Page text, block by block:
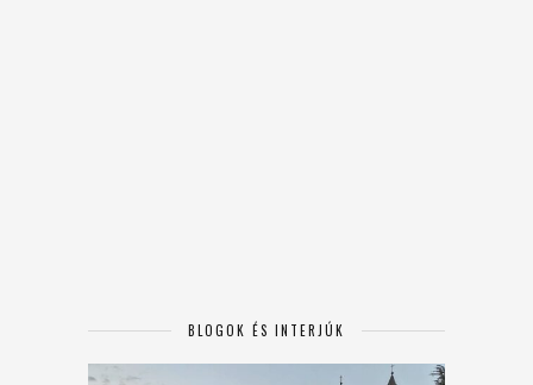
BLOGOK ÉS INTERJÚK